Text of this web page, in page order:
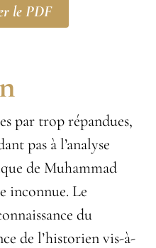
le PDF
par trop répandues,
pas à l’analyse
de Muhammad
inconnue. Le
du
de l’historien vis-à-